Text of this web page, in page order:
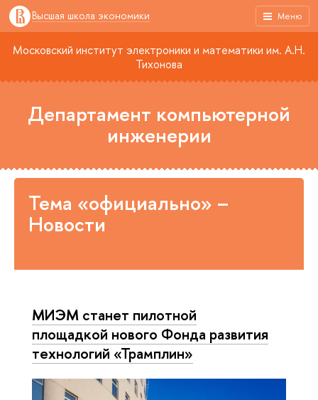
Меню
Высшая школа экономики
Московский институт электроники и математики им. А.Н.
Тихонова
Департамент компьютерной
инженерии
Тема «официально» –
Новости
МИЭМ станет пилотной
площадкой нового Фонда развития
технологий «Трамплин»